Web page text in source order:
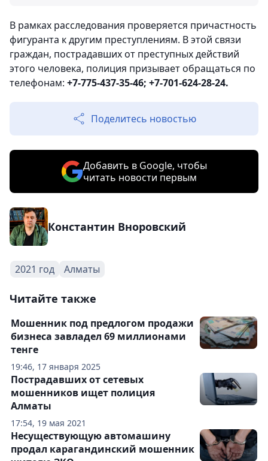
В рамках расследования проверяется причастность
фигуранта к другим преступлениям. В этой связи
граждан, пострадавших от преступных действий
этого человека, полиция призывает обращаться по
телефонам: +7-775-437-35-46; +7-701-624-28-24.
Поделитесь новостью
Добавить в Google, чтобы
читать новости первым
Константин Вноровский
2021 год Алматы
Читайте также
19:46, 17 января 2025
Мошенник под предлогом продажи
бизнеса завладел 69 миллионами
тенге
17:54, 19 мая 2021
Пострадавших от сетевых
мошенников ищет полиция
Алматы
Несуществующую автомашину
продал карагандинский мошенник